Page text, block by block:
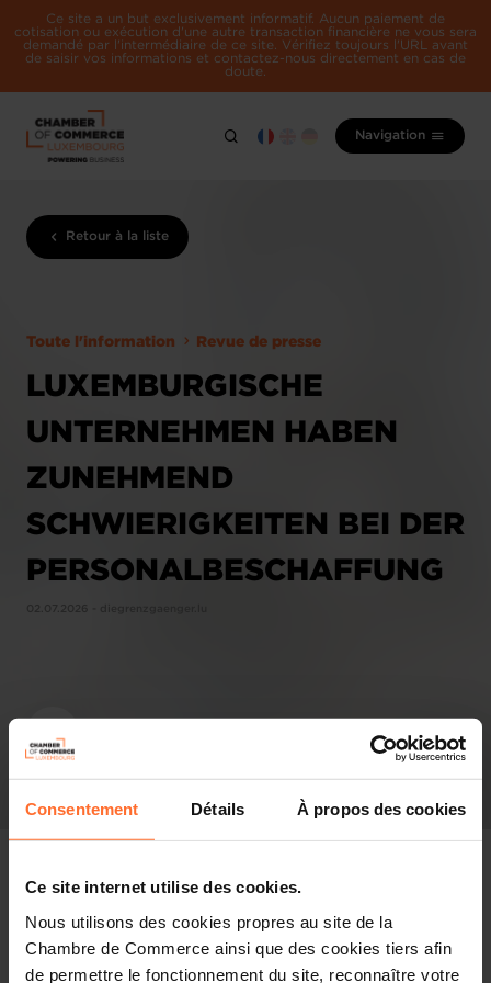
Consentement Détails À propos des cookies
Ce site internet utilise des cookies.
Nous utilisons des cookies propres au site de la
Chambre de Commerce ainsi que des cookies tiers afin
de permettre le fonctionnement du site, reconnaître votre
Ce site a un but exclusivement informatif. Aucun paiement de
cotisation ou exécution d'une autre transaction financière ne vous sera
demandé par l'intermédiaire de ce site. Vérifiez toujours l'URL avant
de saisir vos informations et contactez-nous directement en cas de
doute.
Navigation
Retour à la liste
Toute l'information Revue de presse
LUXEMBURGISCHE
UNTERNEHMEN HABEN
ZUNEHMEND
SCHWIERIGKEITEN BEI DER
PERSONALBESCHAFFUNG